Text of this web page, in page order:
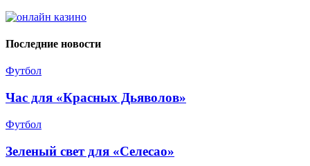
Последние новости
Футбол
Час для «Красных Дьяволов»
Футбол
Зеленый свет для «Селесао»